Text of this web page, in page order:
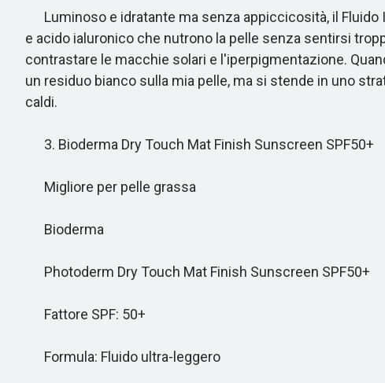
Luminoso e idratante ma senza appiccicosità, il Fluido
e acido ialuronico che nutrono la pelle senza sentirsi
contrastare le macchie solari e l'iperpigmentazione.
un residuo bianco sulla mia pelle, ma si stende in uno
caldi.
3. Bioderma Dry Touch Mat Finish Sunscreen SPF50+
Migliore per pelle grassa
Bioderma
Photoderm Dry Touch Mat Finish Sunscreen SPF50+
Fattore SPF: 50+
Formula: Fluido ultra-leggero